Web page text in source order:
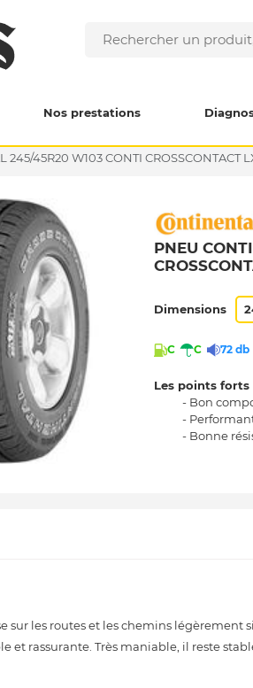
Nos prestations
245/45R20 W103 CONTI CROSSCONTACT
PNEU
Dimensions
C C 72 db
Les points forts
- Bon
-
- Bonne
sur les routes et les chemins
et rassurante. Très maniable, il reste